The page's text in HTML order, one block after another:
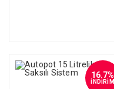
16.7%
İNDİRİM